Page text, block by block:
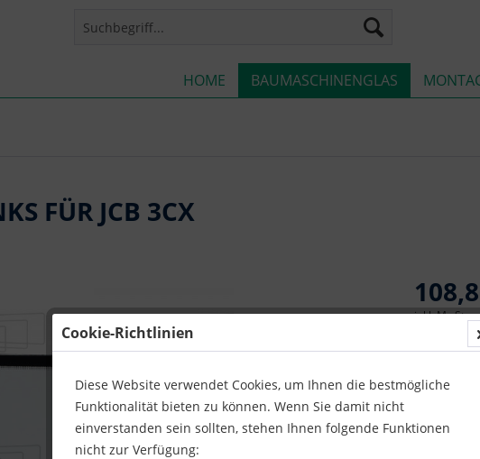
HOME BAUMASCHINENGLAS
FÜR JCB 3CX
inkl. MwSt.
Merken
Cookie-Richtlinien
Diese Website verwendet Cookies, um Ihnen die bestmögliche
Funktionalität bieten zu können. Wenn Sie damit nicht
einverstanden sein sollten, stehen Ihnen folgende Funktionen
nicht zur Verfügung: